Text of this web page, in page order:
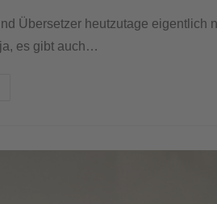
Übersetzer heutzutage
es gibt auch…